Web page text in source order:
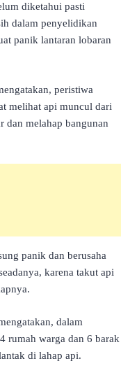
diketahui pasti
dalam penyelidikan
panik lantaran lobaran
peristiwa
melihat api muncul dari
dan melahap bangunan
panik dan berusaha
karena takut api
dalam
rumah warga dan 6 barak
di lahap api.